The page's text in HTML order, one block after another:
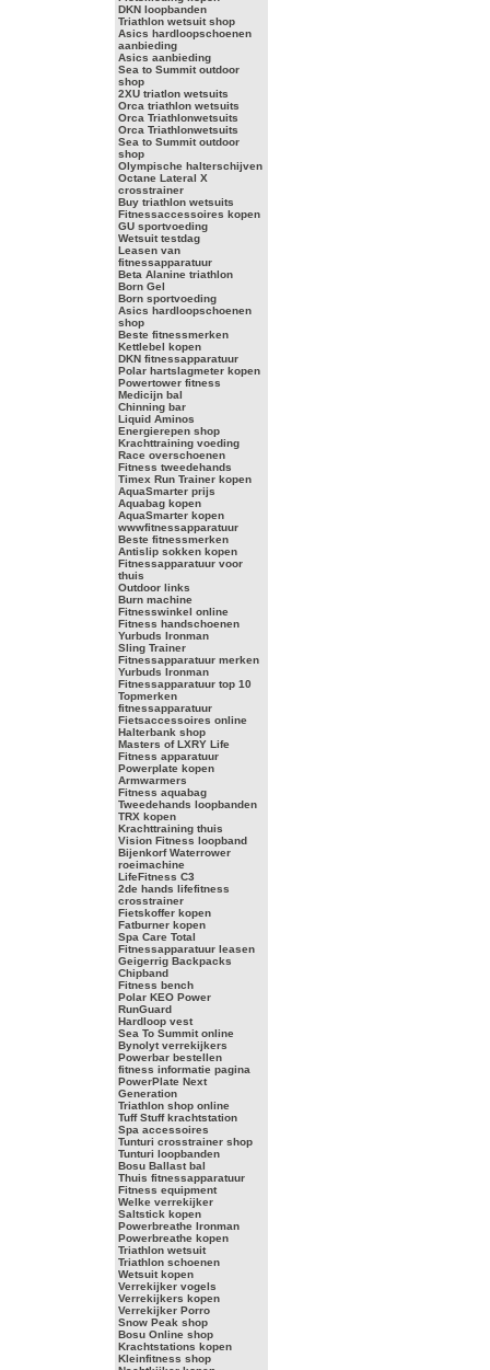
DKN loopbanden
Triathlon wetsuit shop
Asics hardloopschoenen
aanbieding
Asics aanbieding
Sea to Summit outdoor
shop
2XU triatlon wetsuits
Orca triathlon wetsuits
Orca Triathlonwetsuits
Orca Triathlonwetsuits
Sea to Summit outdoor
shop
Olympische halterschijven
Octane Lateral X
crosstrainer
Buy triathlon wetsuits
Fitnessaccessoires kopen
GU sportvoeding
Wetsuit testdag
Leasen van
fitnessapparatuur
Beta Alanine triathlon
Born Gel
Born sportvoeding
Asics hardloopschoenen
shop
Beste fitnessmerken
Kettlebel kopen
DKN fitnessapparatuur
Polar hartslagmeter kopen
Powertower fitness
Medicijn bal
Chinning bar
Liquid Aminos
Energierepen shop
Krachttraining voeding
Race overschoenen
Fitness tweedehands
Timex Run Trainer kopen
AquaSmarter prijs
Aquabag kopen
AquaSmarter kopen
wwwfitnessapparatuur
Beste fitnessmerken
Antislip sokken kopen
Fitnessapparatuur voor
thuis
Outdoor links
Burn machine
Fitnesswinkel online
Fitness handschoenen
Yurbuds Ironman
Sling Trainer
Fitnessapparatuur merken
Yurbuds Ironman
Fitnessapparatuur top 10
Topmerken
fitnessapparatuur
Fietsaccessoires online
Halterbank shop
Masters of LXRY Life
Fitness apparatuur
Powerplate kopen
Armwarmers
Fitness aquabag
Tweedehands loopbanden
TRX kopen
Krachttraining thuis
Vision Fitness loopband
Bijenkorf Waterrower
roeimachine
LifeFitness C3
2de hands lifefitness
crosstrainer
Fietskoffer kopen
Fatburner kopen
Spa Care Total
Fitnessapparatuur leasen
Geigerrig Backpacks
Chipband
Fitness bench
Polar KEO Power
RunGuard
Hardloop vest
Sea To Summit online
Bynolyt verrekijkers
Powerbar bestellen
fitness informatie pagina
PowerPlate Next
Generation
Triathlon shop online
Tuff Stuff krachtstation
Spa accessoires
Tunturi crosstrainer shop
Tunturi loopbanden
Bosu Ballast bal
Thuis fitnessapparatuur
Fitness equipment
Welke verrekijker
Saltstick kopen
Powerbreathe Ironman
Powerbreathe kopen
Triathlon wetsuit
Triathlon schoenen
Wetsuit kopen
Verrekijker vogels
Verrekijkers kopen
Verrekijker Porro
Snow Peak shop
Bosu Online shop
Krachtstations kopen
Kleinfitness shop